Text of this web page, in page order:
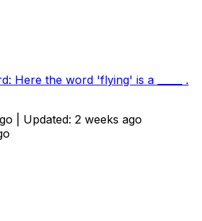
Here the word 'flying' is a _____ .
| Updated: 2 weeks ago